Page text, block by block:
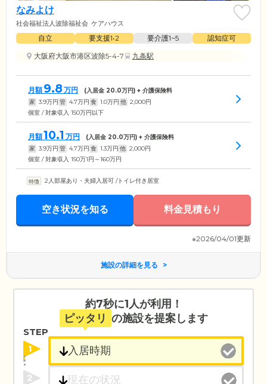
なみよけ
社会福祉法人波除福祉会 ケアハウス
自立 要支援1•2 要介護1~5
認知症可
大阪府大阪市港区波除5-4-7
九条駅
月額 9.8 万円 (入居金 20.0万円) + 介護保険料
家 3.9万円 管 4.7万円 食 1.0万円 他 2,000円
個室 / 対象収入 150万円以下
月額10.1 万円 (入居金 20.0万円) + 介護保険料
家 3.9万円 管 4.7万円 食 1.3万円 他 2,000円
個室 / 対象収入 150万1円～160万円
2人部屋あり・夫婦入居可 /トイレ付き居室
空き状況を知る 料金見積もり
※2026/04/01更新
施設の詳細を見る
約7秒に1人が利用！
ピッタリ の施設を提案します
STEP
1
2